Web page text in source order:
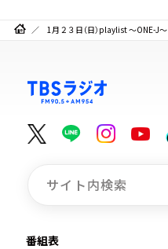
1月２３日（日）playlist ～ONE-J～
番組表